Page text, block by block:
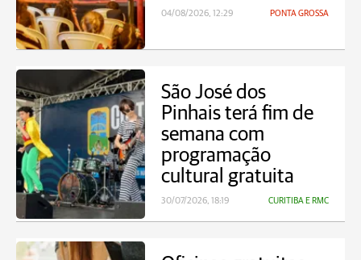
04/08/2026, 12:29 PONTA GROSSA
São José dos
Pinhais terá fim de
semana com
programação
cultural gratuita
30/07/2026, 18:19 CURITIBA E RMC